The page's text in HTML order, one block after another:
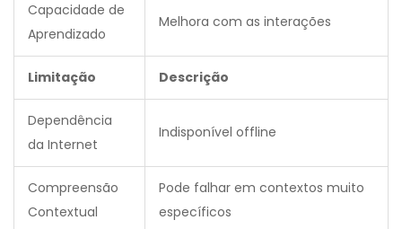
Capacidade de
Aprendizado
Melhora com as interações
Limitação Descrição
Dependência
da Internet
Indisponível offline
Compreensão
Contextual
Pode falhar em contextos muito
específicos